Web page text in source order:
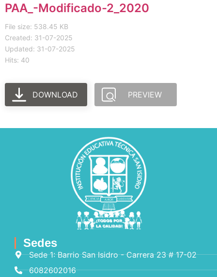
PAA_-Modificado-2_2020
File size: 538.45 KB
Created: 31-07-2025
Updated: 31-07-2025
Hits: 40
DOWNLOAD PREVIEW
Sedes
Sede 1: Barrio San Isidro - Carrera 23 # 17-02
6082602016